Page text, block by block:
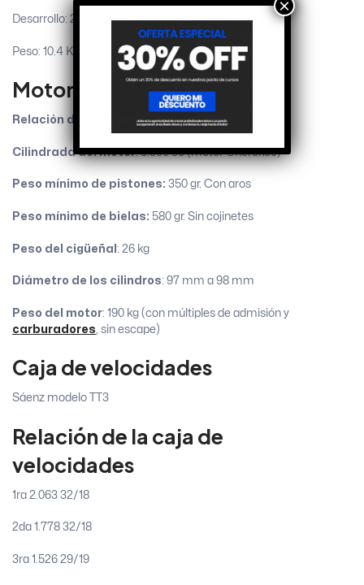
Desarrollo: 2.08 m
Peso: 10.4 Kg +/- 400 gr
Motor
Relación de compresión:10,5: 1
Cilindrada del motor: 3.500 cc (motor Cherokee)
Peso mínimo de pistones: 350 gr. Con aros
Peso mínimo de bielas: 580 gr. Sin cojinetes
Peso del cigüeñal : 26 kg
Diámetro de los cilindros: 97 mm a 98 mm
Peso del motor: 190 kg (con múltiples de admisión y
carburadores , sin escape)
Caja de velocidades
Sáenz modelo TT3
Relación de la caja de
velocidades
1ra 2.063 32/18
2da 1.778 32/18
3ra 1.526 29/19
×